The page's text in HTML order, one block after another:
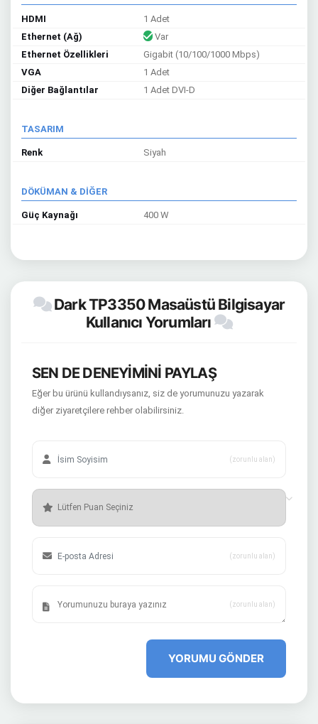
HDMI
1 Adet
Ethernet (Ağ)
Var
Ethernet Özellikleri
Gigabit (10/100/1000 Mbps)
VGA
1 Adet
Diğer Bağlantılar
1 Adet DVI-D
TASARIM
Renk Siyah
DÖKÜMAN & DİĞER
Güç Kaynağı 400 W
Dark TP3350 Masaüstü Bilgisayar
Kullanıcı Yorumları
SEN DE DENEYİMİNİ PAYLAŞ
Eğer bu ürünü kullandıysanız, siz de yorumunuzu yazarak
diğer ziyaretçilere rehber olabilirsiniz.
(zorunlu alan)
(zorunlu alan)
(zorunlu alan)
YORUMU GÖNDER